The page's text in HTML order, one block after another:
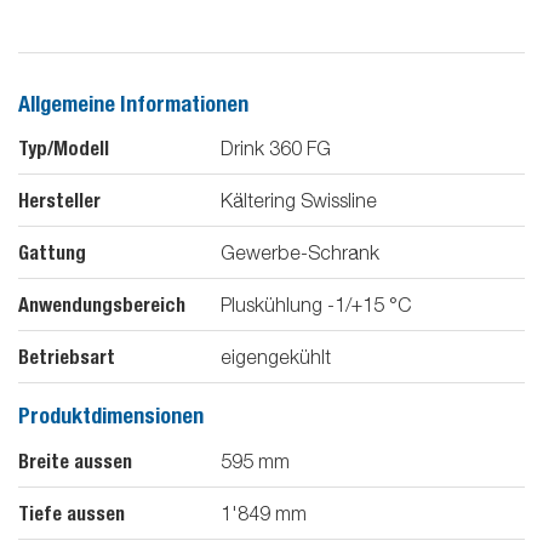
Allgemeine Informationen
Typ/Modell Drink 360 FG
Hersteller Kältering Swissline
Gattung Gewerbe-Schrank
Anwendungsbereich Pluskühlung -1/+15 °C
Betriebsart eigengekühlt
Produktdimensionen
Breite aussen 595 mm
Tiefe aussen 1'849 mm